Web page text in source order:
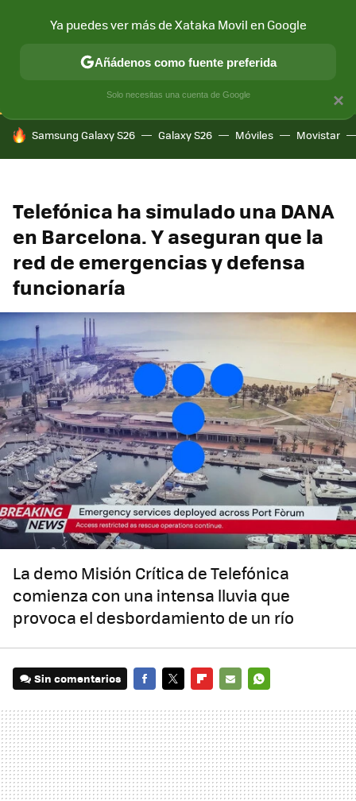
CONECTIVIDAD MÓVIL Y SOCIEDAD APLICACIONES
HOY SE HABLA DE
Samsung Galaxy S26 Galaxy S26 Móviles Movistar
Telefónica ha simulado una DANA
en Barcelona. Y aseguran que la
red de emergencias y defensa
funcionaría
La demo Misión Crítica de Telefónica
comienza con una intensa lluvia que
provoca el desbordamiento de un río
Sin comentarios
MAIL
×
Ya puedes ver más de Xataka Movil en Google
Añádenos como fuente preferida
Solo necesitas una cuenta de Google